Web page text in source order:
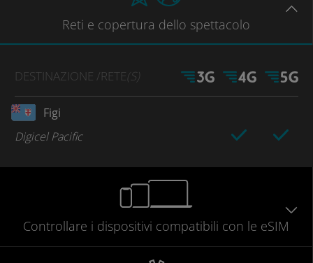
Reti e copertura dello spettacolo
DESTINAZIONE /RETE(S)
Figi
Digicel Pacific
Controllare i dispositivi compatibili con le eSIM